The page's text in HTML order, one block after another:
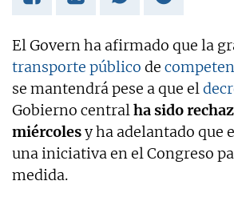
El Govern ha afirmado que la
transporte público de
se mantendrá pese a que el
Gobierno centralha sido
miércolesy ha adelantado que
una iniciativa en el Congreso
medida.